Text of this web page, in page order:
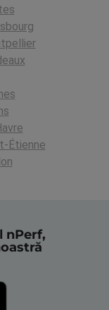
Étienne
nPerf,